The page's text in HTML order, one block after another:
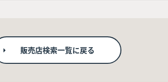
販売店検索一覧に戻る